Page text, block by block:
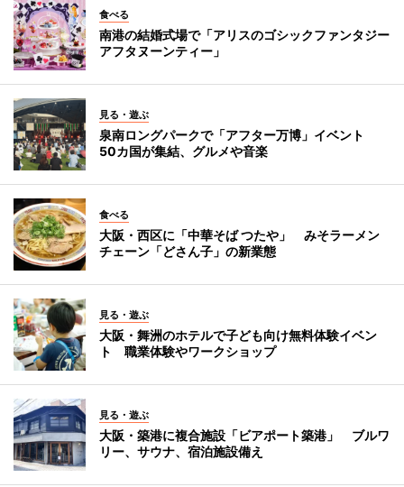
食べる
南港の結婚式場で「アリスのゴシックファンタジー
アフタヌーンティー」
見る・遊ぶ
泉南ロングパークで「アフター万博」イベント
50カ国が集結、グルメや音楽
食べる
大阪・西区に「中華そば つたや」 みそラーメン
チェーン「どさん子」の新業態
見る・遊ぶ
大阪・舞洲のホテルで子ども向け無料体験イベン
ト 職業体験やワークショップ
見る・遊ぶ
大阪・築港に複合施設「ビアポート築港」 ブルワ
リー、サウナ、宿泊施設備え